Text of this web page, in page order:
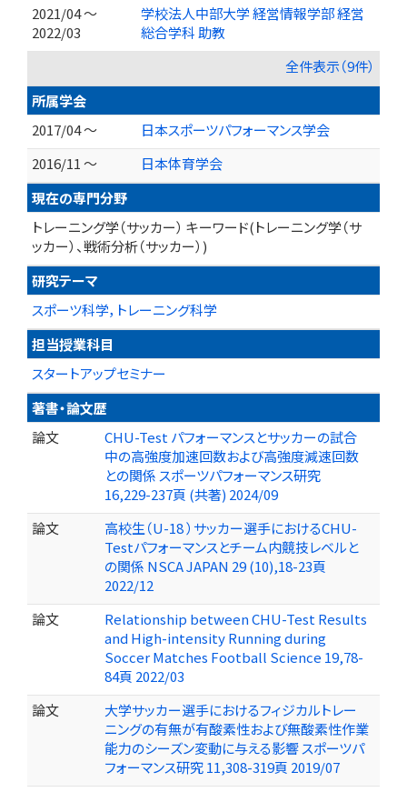
2021/04 ～
2022/03
学校法人中部大学 経営情報学部 経営
総合学科 助教
全件表示（9件）
所属学会
2017/04 ～
日本スポーツパフォーマンス学会
2016/11 ～
日本体育学会
現在の専門分野
トレーニング学（サッカー） キーワード(トレーニング学（サ
ッカー）、戦術分析（サッカー）)
研究テーマ
スポーツ科学，トレーニング科学
担当授業科目
スタートアップセミナー
著書・論文歴
論文
CHU-Test パフォーマンスとサッカーの試合
中の高強度加速回数および高強度減速回数
との関係 スポーツパフォーマンス研究
16,229-237頁 (共著) 2024/09
論文
高校生（U-18 ）サッカー選手におけるCHU-
Testパフォーマンスとチーム内競技レベルと
の関係 NSCA JAPAN 29 (10),18-23頁
2022/12
論文
Relationship between CHU-Test Results
and High-intensity Running during
Soccer Matches Football Science 19,78-
84頁 2022/03
論文
大学サッカー選手におけるフィジカルトレー
ニングの有無が有酸素性および無酸素性作業
能力のシーズン変動に与える影響 スポーツパ
フォーマンス研究 11,308-319頁 2019/07